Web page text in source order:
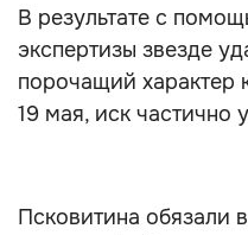
В результате с
экспертизы звезде
порочащий характер
19 мая, иск частично
Псковитина обязали